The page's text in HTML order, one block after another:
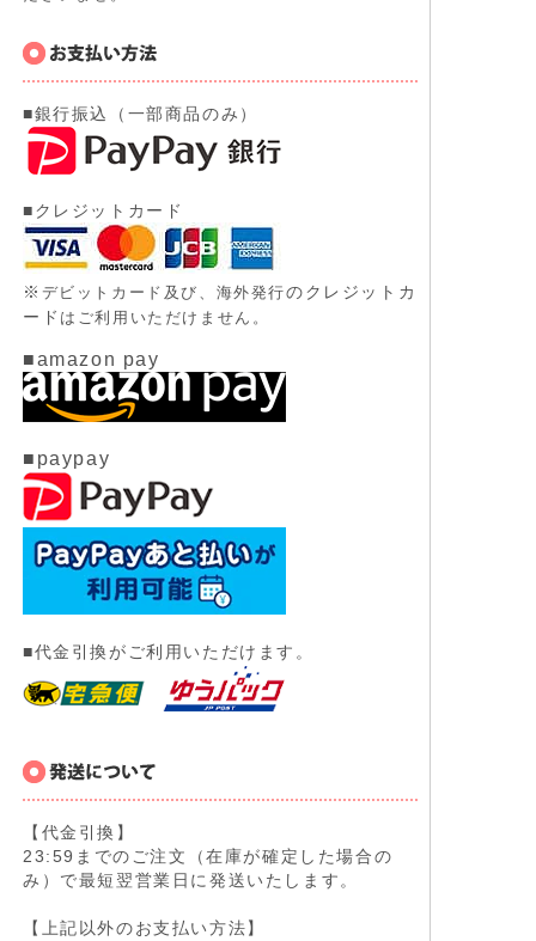
■銀行振込（一部商品のみ）
■クレジットカード
※ デビットカード及び、 海外発行のクレジットカ
ード はご利用いただけません。
■amazon pay
■paypay
■代金引換がご利用いただけます。
【代金引換】
23:59までのご注文（在庫が確定した場合の
み）で最短翌営業日に発送いたします。
【上記以外のお支払い方法】